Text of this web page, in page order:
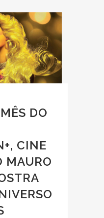
DO
CINE
MAURO